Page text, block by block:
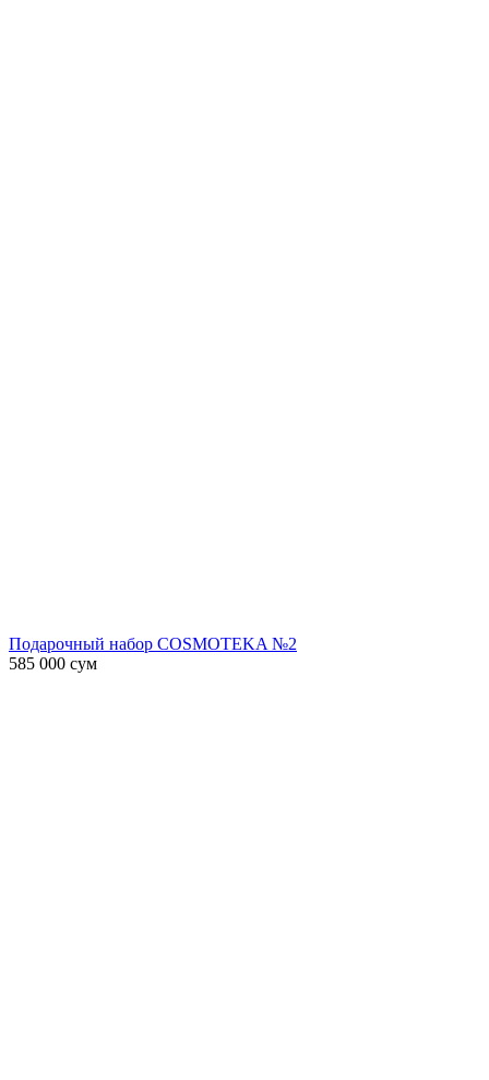
Подарочный набор COSMOTEKA №2
585 000 сум